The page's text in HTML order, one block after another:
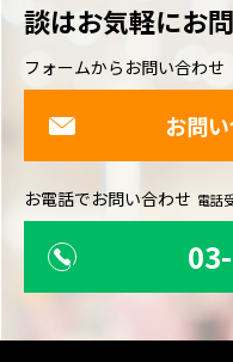
談はお気軽にお
フォームからお問い合わせ
お問
お電話でお問い合わせ 電話